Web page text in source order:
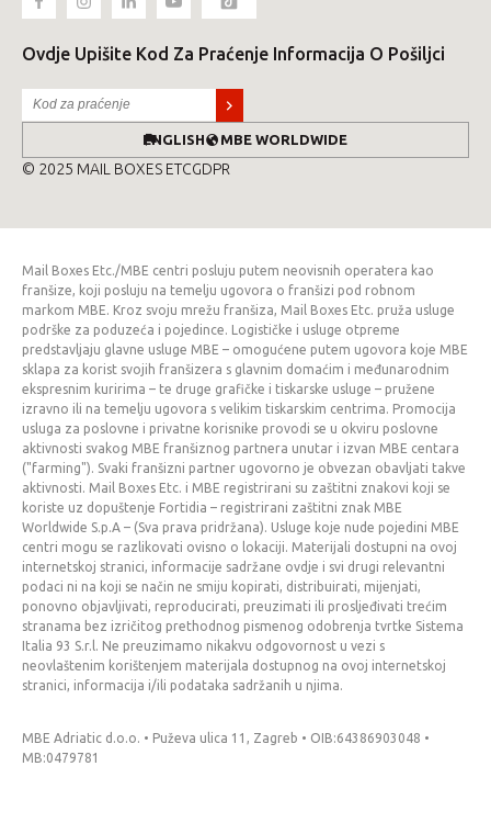
Ovdje Upišite Kod Za Praćenje Informacija O Pošiljci
ENGLISH MBE WORLDWIDE
© 2025 MAIL BOXES ETCGDPR
Mail Boxes Etc./MBE centri posluju putem neovisnih operatera kao
franšize, koji posluju na temelju ugovora o franšizi pod robnom
markom MBE. Kroz svoju mrežu franšiza, Mail Boxes Etc. pruža usluge
podrške za poduzeća i pojedince. Logističke i usluge otpreme
predstavljaju glavne usluge MBE – omogućene putem ugovora koje MBE
sklapa za korist svojih franšizera s glavnim domaćim i međunarodnim
ekspresnim kuririma – te druge grafičke i tiskarske usluge – pružene
izravno ili na temelju ugovora s velikim tiskarskim centrima. Promocija
usluga za poslovne i privatne korisnike provodi se u okviru poslovne
aktivnosti svakog MBE franšiznog partnera unutar i izvan MBE centara
("farming"). Svaki franšizni partner ugovorno je obvezan obavljati takve
aktivnosti. Mail Boxes Etc. i MBE registrirani su zaštitni znakovi koji se
koriste uz dopuštenje Fortidia – registrirani zaštitni znak MBE
Worldwide S.p.A – (Sva prava pridržana). Usluge koje nude pojedini MBE
centri mogu se razlikovati ovisno o lokaciji. Materijali dostupni na ovoj
internetskoj stranici, informacije sadržane ovdje i svi drugi relevantni
podaci ni na koji se način ne smiju kopirati, distribuirati, mijenjati,
ponovno objavljivati, reproducirati, preuzimati ili prosljeđivati trećim
stranama bez izričitog prethodnog pismenog odobrenja tvrtke Sistema
Italia 93 S.r.l. Ne preuzimamo nikakvu odgovornost u vezi s
neovlaštenim korištenjem materijala dostupnog na ovoj internetskoj
stranici, informacija i/ili podataka sadržanih u njima.
MBE Adriatic d.o.o. • Puževa ulica 11, Zagreb • OIB:64386903048 •
MB:0479781